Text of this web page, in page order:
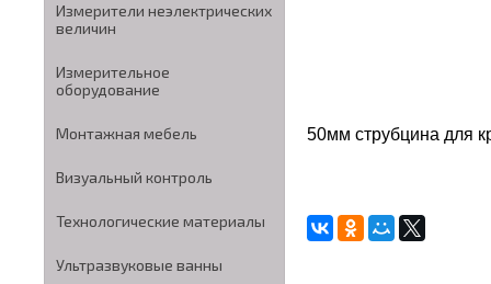
Измерители неэлектрических
величин
Измерительное
оборудование
Монтажная мебель
Визуальный контроль
Технологические материалы
Ультразвуковые ванны
50мм струбцина для